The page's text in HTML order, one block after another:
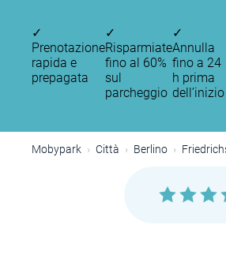
✓
Prenotazione
rapida e
prepagata
✓
Risparmiate
fino al 60%
sul
parcheggio
✓
Annulla
fino a 24
h prima
dell’inizio
Mobypark Città Berlino